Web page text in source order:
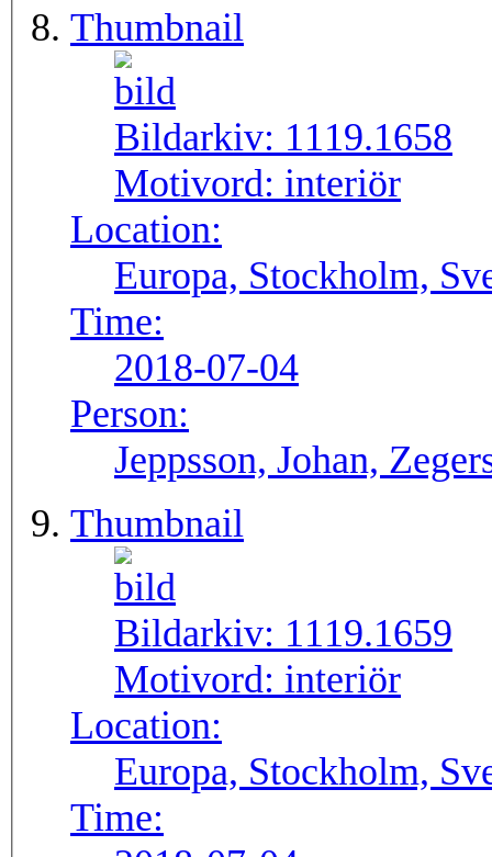
Thumbnail
Bildarkiv: 1119.1658
Motivord: interiör
Location:
Europa, Stockholm,
Time:
2018-07-04
Person:
Jeppsson, Johan,
Thumbnail
Bildarkiv: 1119.1659
Motivord: interiör
Location:
Europa, Stockholm,
Time: